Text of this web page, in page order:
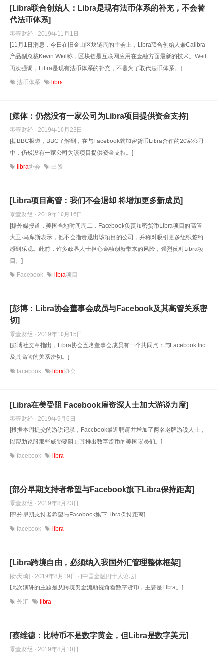
[Libra联合创始人：Libra是现有法币体系的补充，不会替
代法币体系]
零壹财经 · 2019年11月1日
[11月1日消息，今日在旧金山区块链周的主会上，Libra联合创始人兼Calibra
产品副总裁Kevin Weil称，区块链是互联网应用在金融方面最新的技术。Weil
再次强调，Libra是现有法币体系的补充，不是为了取代法币体系。]
法币体系 libra
[媒体：仍然没有一家公司为Libra项目提供资金支持]
零壹财经 · 2019年10月23日
[据BBC报道，BBC了解到，在与Facebook就加密货币Libra合作的20家公司
中，仍然没有一家公司为该项目提供资金支持。]
libra协会 出资
[Libra项目高管：我们不会退却 将增加更多新成员]
零壹财经 · 2019年10月16日
[据外媒报道，美国当地时间周二，Facebook负责加密货币Libra项目的高管
大卫·马库斯表示，他不会指责退出该项目的公司，并称对吸引更多组织签约
感到乐观。此前，许多政界人士担心金融创新带来的风险，强烈反对Libra项
目。]
Facebook libra项目
[彭博：Libra协会董事会成员与Facebook及其高管关系密
切]
零壹财经 · 2019年10月15日
[彭博社文章指出，Libra协会五名董事会成员有一个共同点：与Facebook Inc.
及其高管的关系密切。]
facebook libra协会
[Libra在美受阻 Facebook雇资深人士加大游说力度]
零壹财经 · 2019年9月6日
[根据本周提交的游说记录，Facebook最近聘请并增加了两名老牌游说人士，
以帮助说服那些威胁要阻止其推出数字货币的美国议员们。]
facebook libra
[部分早期支持者希望与Facebook旗下Libra保持距离]
零壹财经 · 2019年8月23日
[部分早期支持者希望与Facebook旗下Libra保持距离]
facebook libra
[Libra跨境自由，必须纳入我国外汇管理整体框架]
[孙天琦] · 2019年8月19日 · [中国金融四十人论坛]
[此次演讲的主题是从跨境资金流动视角看数字货币，主要是Libra。]
外汇 libra
[蔡维德：比特币不是数字黄金，但Libra是数字美元]
零壹财经 · 2019年8月10日